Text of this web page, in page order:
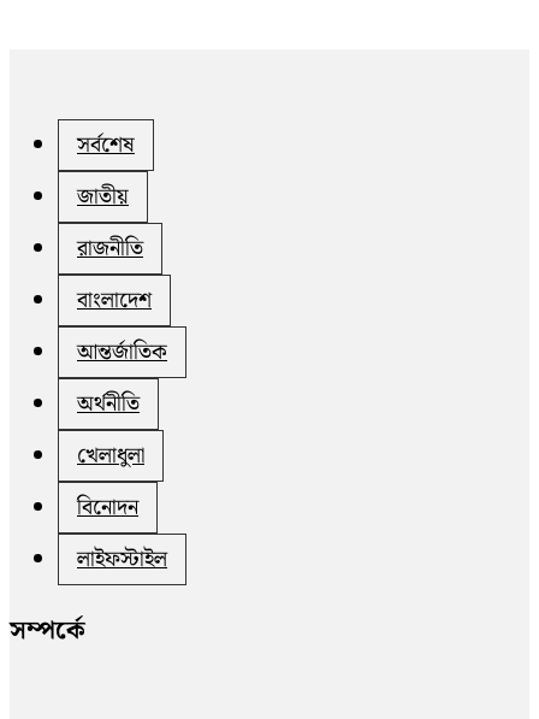
সর্বশেষ
জাতীয়
রাজনীতি
বাংলাদেশ
আন্তর্জাতিক
অর্থনীতি
খেলাধুলা
বিনোদন
লাইফস্টাইল
সম্পর্কে